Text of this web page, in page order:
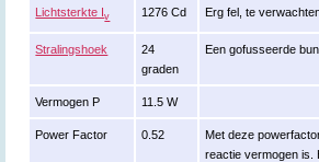
Lichtsterkte Iv 1276 Cd Erg fel, te
Stralingshoek
24
graden
Een gofusseerde
Vermogen P 11.5 W
Power Factor 0.52
Met deze
reactie vermogen is.